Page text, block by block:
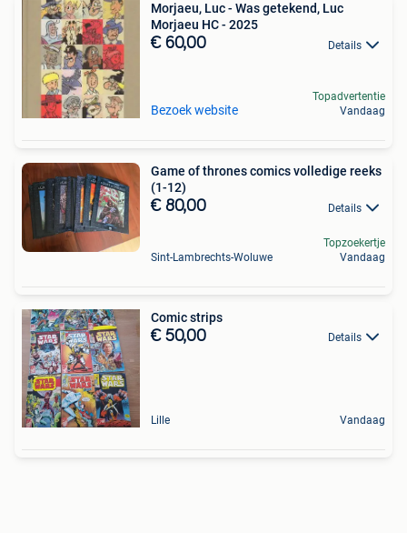
Morjaeu, Luc - Was getekend, Luc
Morjaeu HC - 2025
€ 60,00 Details
Bezoek website
Topadvertentie
Vandaag
Game of thrones comics volledige reeks
(1-12)
€ 80,00 Details
Sint-Lambrechts-Woluwe
Topzoekertje
Vandaag
Comic strips
€ 50,00 Details
Lille Vandaag